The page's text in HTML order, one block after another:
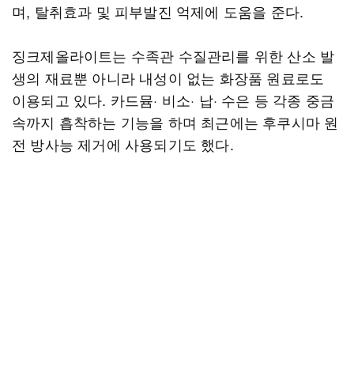
며, 탈취효과 및 피부발진 억제에 도움을 준다.
징크제올라이트는 수족관 수질관리를 위한 산소 발
생의 재료뿐 아니라 내성이 없는 화장품 원료로도
이용되고 있다. 카드뮴· 비소· 납· 수은 등 각종 중금
속까지 흡착하는 기능을 하며 최근에는 후쿠시마 원
전 방사능 제거에 사용되기도 했다.